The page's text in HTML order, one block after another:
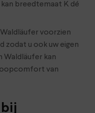
breedtemaat K dé
voorzien
zodat u ook uw eigen
Waldläufer kan
van